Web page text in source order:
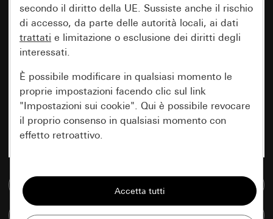
Confronta articoli
secondo il diritto della UE. Sussiste anche il rischio
di accesso, da parte delle autorità locali, ai dati
trattati e limitazione o esclusione dei diritti degli
interessati.
È possibile modificare in qualsiasi momento le
proprie impostazioni facendo clic sul link
"Impostazioni sui cookie". Qui è possibile revocare
il proprio consenso in qualsiasi momento con
effetto retroattivo.
Tutti i cookie necessari per poter mostrare la
pagina.